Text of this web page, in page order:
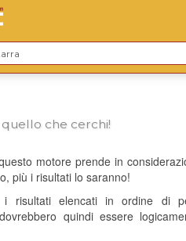
che cerchi!
motore prende in
più i risultati lo saranno!
risultati elencati in ordine di
quindi essere